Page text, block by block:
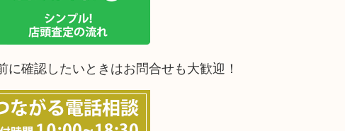
に確認したいときはお問合せも大歓迎！